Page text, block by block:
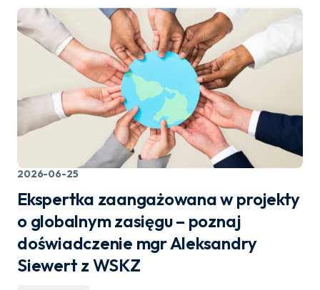
2026-06-25
Ekspertka zaangażowana w projekty
o globalnym zasięgu – poznaj
doświadczenie mgr Aleksandry
Siewert z WSKZ